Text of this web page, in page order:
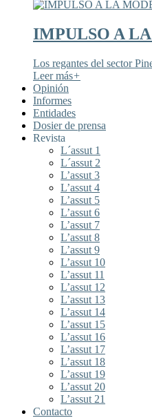
IMPULSO A
Los regantes del sector
Leer más+
Opinión
Informes
Entidades
Dosier de prensa
Revista
L´assut 1
L´assut 2
L’assut 3
L’assut 4
L’assut 5
L’assut 6
L’assut 7
L’assut 8
L’assut 9
L’assut 10
L’assut 11
L’assut 12
L’assut 13
L’assut 14
L’assut 15
L’assut 16
L’assut 17
L’assut 18
L’assut 19
L’assut 20
L’assut 21
Contacto